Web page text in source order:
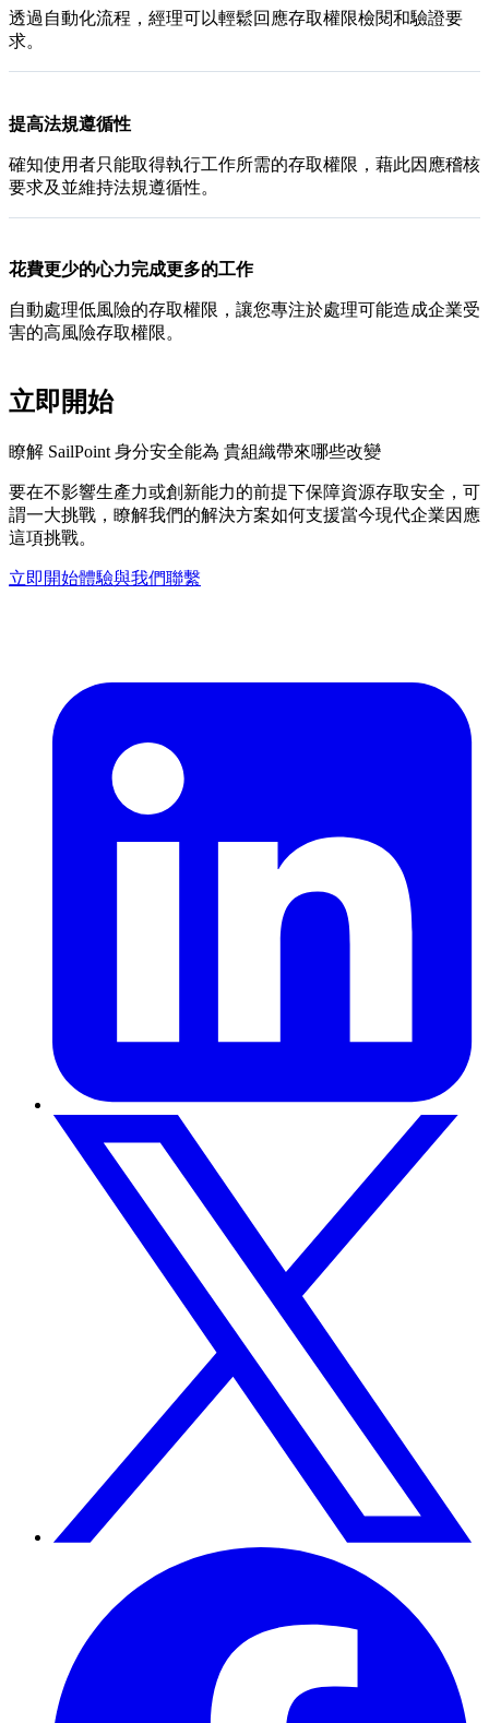
透過自動化流程，經理可以輕鬆回應存取權限檢閱和驗證要
求。
提高法規遵循性
確知使用者只能取得執行工作所需的存取權限，藉此因應稽核
要求及並維持法規遵循性。
花費更少的心力完成更多的工作
自動處理低風險的存取權限，讓您專注於處理可能造成企業受
害的高風險存取權限。
立即開始
瞭解 SailPoint 身分安全能為 貴組織帶來哪些改變
要在不影響生產力或創新能力的前提下保障資源存取安全，可
謂一大挑戰，瞭解我們的解決方案如何支援當今現代企業因應
這項挑戰。
立即開始體驗與我們聯繫